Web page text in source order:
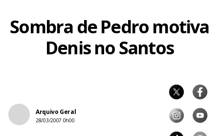
Sombra de Pedro motiva
Denis no Santos
Arquivo Geral
28/03/2007 0h00